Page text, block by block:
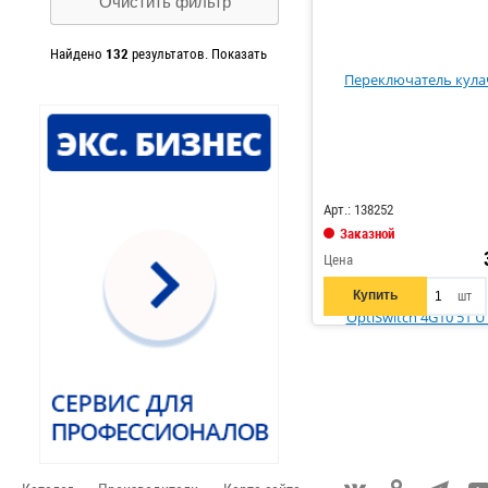
Арт.: 138252
Заказной
Цена
Купить шт
40
80
Найдено 132 результатов. Показать